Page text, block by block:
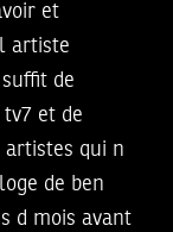
et
artiste
de
et de
artistes qui n
de ben
d mois avant